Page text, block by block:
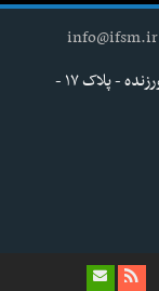
info@ifsm.ir
تهران - خیابان شهید مفتح جنوبی - خیابان ورزنده - پلاک ۱۷ -